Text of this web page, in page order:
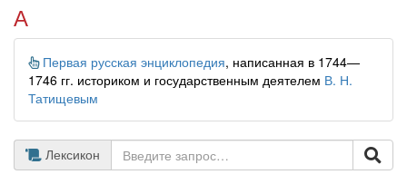
А
Информация
Первая русская энциклопедия, написанная в 1744—
1746 гг. историком и государственным деятелем В. Н.
Татищевым
Лексикон